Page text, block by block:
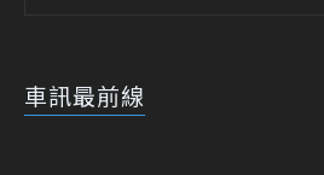
車訊最前線